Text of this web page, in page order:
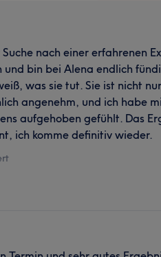
nach einer erfahrenen
und bin bei Alena endlich
was sie tut. Sie ist nicht
angenehm, und ich habe
aufgehoben gefühlt. Das
ich komme definitiv wieder.